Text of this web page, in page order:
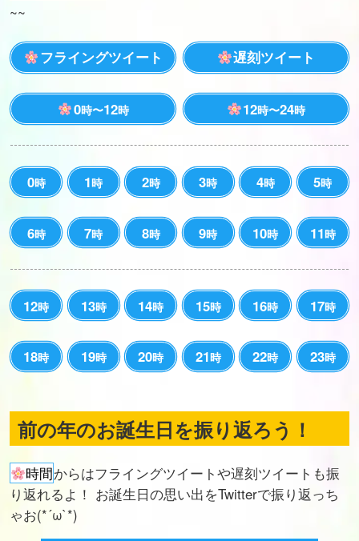
~~
フライングツイート 遅刻ツイート
0時〜12時 12時〜24時
0時 1時 2時 3時 4時 5時
6時 7時 8時 9時 10時 11時
12時 13時 14時 15時 16時 17時
18時 19時 20時 21時 22時 23時
前の年のお誕生日を振り返ろう！
時間からはフライングツイートや遅刻ツイートも振
り返れるよ！ お誕生日の思い出をTwitterで振り返っち
ゃお(*´ω`*)